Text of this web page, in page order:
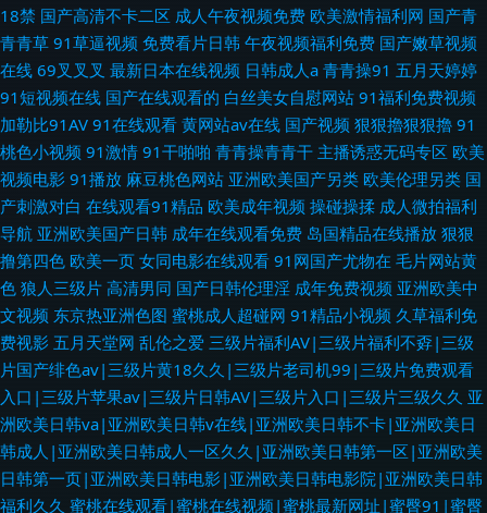
18禁 国产高清不卡二区 成人午夜视频免费 欧美激情福利网 国产青
青青草 91草逼视频 免费看片日韩 午夜视频福利免费 国产嫩草视频
在线 69叉叉叉 最新日本在线视频 日韩成人a 青青操91 五月天婷婷
91短视频在线 国产在线观看的 白丝美女自慰网站 91福利免费视频
加勒比91AV 91在线观看 黄网站av在线 国产视频 狠狠擼狠狠擼 91
桃色小视频 91激情 91干啪啪 青青操青青干 主播诱惑无码专区 欧美
视频电影 91播放 麻豆桃色网站 亚洲欧美国产另类 欧美伦理另类 国
产刺激对白 在线观看91精品 欧美成年视频 操碰操揉 成人微拍福利
导航 亚洲欧美国产日韩 成年在线观看免费 岛国精品在线播放 狠狠
撸第四色 欧美一页 女同电影在线观看 91网国产尤物在 毛片网站黄
色 狼人三级片 高清男同 国产日韩伦理淫 成年免费视频 亚洲欧美中
文视频 东京热亚洲色图 蜜桃成人超碰网 91精品小视频 久草福利免
费视影 五月天堂网 乱伦之爱 三级片福利AV|三级片福利不孬|三级
片国产绯色av|三级片黄18久久|三级片老司机99|三级片免费观看
入口|三级片苹果av|三级片日韩AV|三级片入口|三级片三级久久 亚
洲欧美日韩va|亚洲欧美日韩v在线|亚洲欧美日韩不卡|亚洲欧美日
韩成人|亚洲欧美日韩成人一区久久|亚洲欧美日韩第一区|亚洲欧美
日韩第一页|亚洲欧美日韩电影|亚洲欧美日韩电影院|亚洲欧美日韩
福利久久 蜜桃在线观看|蜜桃在线视频|蜜桃最新网址|蜜臀91|蜜臀